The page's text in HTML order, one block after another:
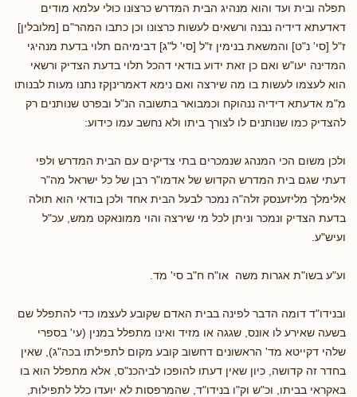
תפלה ובית ועד והוא מנהיג הבית המדרש כרצונו כולי עלמא מודים
דאדעתא דידיה נבנה ורשאים לעשות כרצונו וכן כתבו המהר"ם [מלובלין]
ז"ל [סי' נ"ט] והמשאת בנימין ז"ל [סי' ל"ג] דבימיהם תלוי בדעת מנהיגי
המדינה יעו"ש ואם כן זאת ידוע בודאי דהכל תלוי בדעת הצדיק ורשאי
הוא לעצמו לעשות בו מה שירצה ואם נימא דאמרינןקז נתנו מעות לבנותו
מ"מ אדעתא דידיה ננהוקח וכמבואר בתשובה הנ"ל ובפרט שנותנים רק
להצדיק כמו שנותנים לו לצורך ביתו ולא נחשב עמו כידוע:
ולכן משום הכי המנהג שנמכרים בתי צדיקים עם הבית המדרש ולפי
דעתי שגם בית המדרש הקדוש של אדמו"ר רבן של כל ישראל מה"ר
אלימלך מליזענסק זלה"ה נמכר לבעל הבית אחד ולכן בודאי הוא תולה
בדעת הצדיק ונמכר וניתן לכל מי שירצה והוי ממונאקט ממש, עכ"ל
ועיש"ע.
וע"ע בשו"ת אגרות משה או"ח ח"ב סי' מד.
ובנידו"ד דומה הדבר לפינה בבית האדם שקובע לעצמו כדי להתפלל שם
בשעה שאירע לו אונס, שגגה או מזיד ואינו מתפלל במנין (עי' בספרי
שלהי דקייטא מד' הראשונים דחשוב קובע מקום לתפילתו בכה"ג), שאין
בחדר זה קדושה, כיון שאין דעתו להופכו לביהכנ"ס, אלא מתפלל הוא בו
באקראי בביתו, וכ"ש וק"ו בנידו"ד, שהמרפסות לא יועדו כלל לתפילות,